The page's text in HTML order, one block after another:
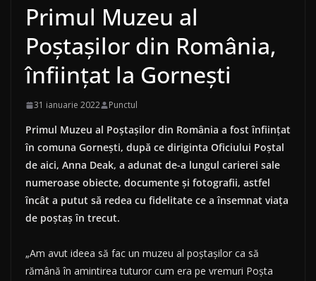
Primul Muzeu al
Poştaşilor din România,
înfiinţat la Gorneşti
31 ianuarie 2022 Punctul
Primul Muzeu al Poştaşilor din România a fost înfiinţat
în comuna Gorneşti, după ce diriginta Oficiului Poştal
de aici, Anna Deak, a adunat de-a lungul carierei sale
numeroase obiecte, documente şi fotografii, astfel
încât a putut să redea cu fidelitate ce a însemnat viaţa
de poştaş în trecut.
„Am avut ideea să fac un muzeu al poştaşilor ca să
rămână în amintirea tuturor cum era pe vremuri Poşta